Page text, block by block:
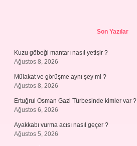
Son Yazılar
Kuzu göbeği mantarı nasıl yetişir ?
Ağustos 8, 2026
Mülakat ve görüşme aynı şey mi ?
Ağustos 8, 2026
Ertuğrul Osman Gazi Türbesinde kimler var ?
Ağustos 6, 2026
Ayakkabı vurma acısı nasıl geçer ?
Ağustos 5, 2026